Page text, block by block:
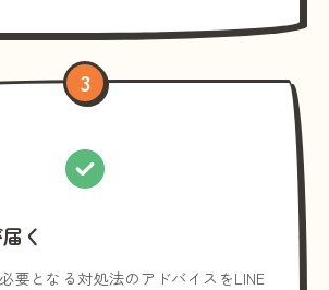
3
く
要となる対処法のアドバイスをLINE